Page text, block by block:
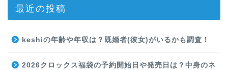
最近の投稿
keshiの年齢や年収は？既婚者(彼女)がいるかも調査！
2026クロックス福袋の予約開始日や発売日は？中身のネ